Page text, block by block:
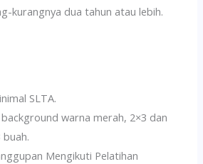
kurangnya dua tahun atau lebih.
SLTA.
warna merah, 2×3 dan
Mengikuti Pelatihan